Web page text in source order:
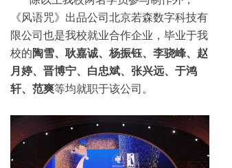
《风语咒》出品公司北京若森数字科技有
限公司也是我校就业合作企业，毕业于我
校的陶雪、耿嘉诚、杨振钰、李骁峰、赵
月婷、晋博宁、白忠斌、张兴远、于鸿
轩、范爽等均就职于该公司。